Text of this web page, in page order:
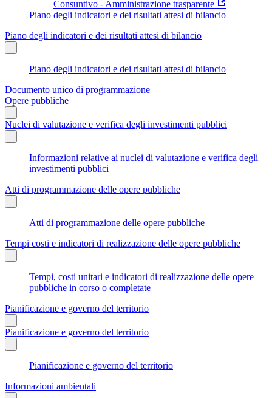
Consuntivo - Amministrazione trasparente
Piano degli indicatori e dei risultati attesi di bilancio
Piano degli indicatori e dei risultati attesi di bilancio
Piano degli indicatori e dei risultati attesi di bilancio
Documento unico di programmazione
Opere pubbliche
Nuclei di valutazione e verifica degli investimenti pubblici
Informazioni relative ai nuclei di valutazione e verifica degli
investimenti pubblici
Atti di programmazione delle opere pubbliche
Atti di programmazione delle opere pubbliche
Tempi costi e indicatori di realizzazione delle opere pubbliche
Tempi, costi unitari e indicatori di realizzazione delle opere
pubbliche in corso o completate
Pianificazione e governo del territorio
Pianificazione e governo del territorio
Pianificazione e governo del territorio
Informazioni ambientali